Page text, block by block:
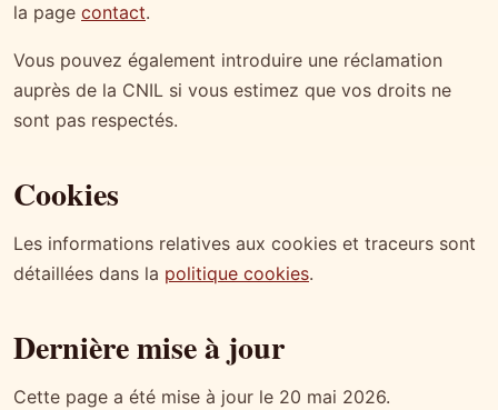
la page contact.
Vous pouvez également introduire une réclamation
auprès de la CNIL si vous estimez que vos droits ne
sont pas respectés.
Cookies
Les informations relatives aux cookies et traceurs sont
détaillées dans la politique cookies.
Dernière mise à jour
Cette page a été mise à jour le 20 mai 2026.